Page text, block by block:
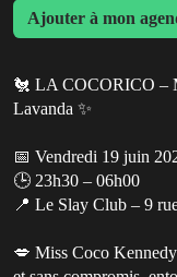
Ajouter à mon
🐔 LA COCORICO –
Lavanda ✨️
📅 Vendredi 19 juin
🕒 23h30 – 06h00
📍 Le Slay Club – 9
💋 Miss Coco